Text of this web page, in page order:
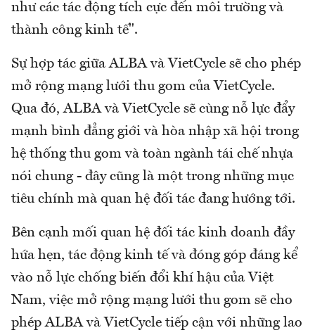
như các tác động tích cực đến môi trường và
thành công kinh tế".
Sự hợp tác giữa ALBA và VietCycle sẽ cho phép
mở rộng mạng lưới thu gom của VietCycle.
Qua đó, ALBA và VietCycle sẽ cùng nỗ lực đẩy
mạnh bình đẳng giới và hòa nhập xã hội trong
hệ thống thu gom và toàn ngành tái chế nhựa
nói chung - đây cũng là một trong những mục
tiêu chính mà quan hệ đối tác đang hướng tới.
Bên cạnh mối quan hệ đối tác kinh doanh đầy
hứa hẹn, tác động kinh tế và đóng góp đáng kể
vào nỗ lực chống biến đổi khí hậu của Việt
Nam, việc mở rộng mạng lưới thu gom sẽ cho
phép ALBA và VietCycle tiếp cận với những lao